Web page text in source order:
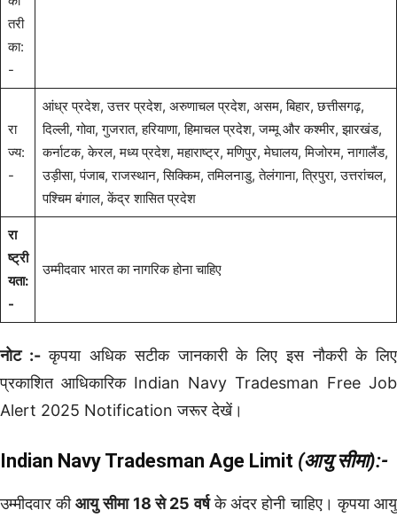
तरी
का:
-
रा
ज्य:
-
आंध्र प्रदेश, उत्तर प्रदेश, अरुणाचल प्रदेश, असम, बिहार, छत्तीसगढ़,
दिल्ली, गोवा, गुजरात, हरियाणा, हिमाचल प्रदेश, जम्मू और कश्मीर, झारखंड,
कर्नाटक, केरल, मध्य प्रदेश, महाराष्ट्र, मणिपुर, मेघालय, मिजोरम, नागालैंड,
उड़ीसा, पंजाब, राजस्थान, सिक्किम, तमिलनाडु, तेलंगाना, त्रिपुरा, उत्तरांचल,
पश्चिम बंगाल, केंद्र शासित प्रदेश
रा
ष्ट्री
यता:
-
उम्मीदवार भारत का नागरिक होना चाहिए
नोट :-कृपया अधिक सटीक जानकारी के लिए इस नौकरी के लिए
प्रकाशित आधिकारिक Indian Navy Tradesman Free Job
Alert 2025 Notification जरूर देखें।
Indian Navy Tradesman Age Limit (आयु सीमा):-
उम्मीदवार कीआयु सीमा 18 से 25 वर्षके अंदर होनी चाहिए। कृपया आयु